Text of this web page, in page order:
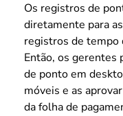
Os registros de
diretamente para
registros de tempo
Então, os gerentes
de ponto em
móveis e as
da folha de